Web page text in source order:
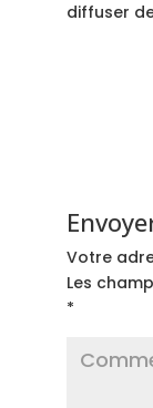
diffuser
Votre
Les
*